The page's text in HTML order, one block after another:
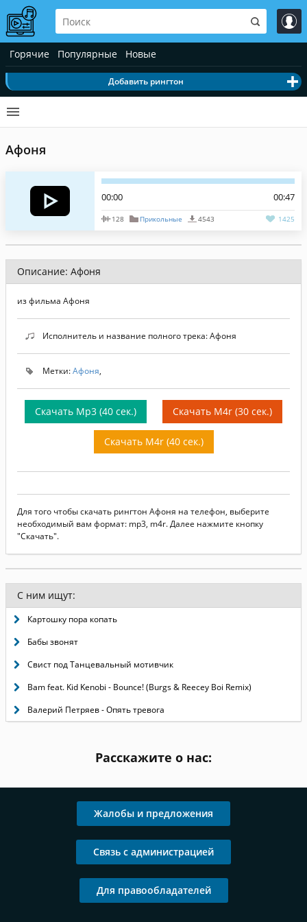
Горячие Популярные Новые
Добавить рингтон
Афоня
00:00 00:47
128 Прикольные 4543 1425
Описание: Афоня
из фильма Афоня
Исполнитель и название полного трека: Афоня
Метки:Афоня,
Скачать Mp3 (40 сек.) Скачать M4r (30 сек.)
Скачать M4r (40 сек.)
Для того чтобы скачать рингтон Афоня на телефон, выберите
необходимый вам формат: mp3, m4r. Далее нажмите кнопку
"Скачать".
С ним ищут:
Картошку пора копать
Бабы звонят
Свист под Танцевальный мотивчик
Bam feat. Kid Kenobi - Bounce! (Burgs & Reecey Boi Remix)
Валерий Петряев - Опять тревога
Расскажите о нас:
Жалобы и предложения
Связь с администрацией
Для правообладателей